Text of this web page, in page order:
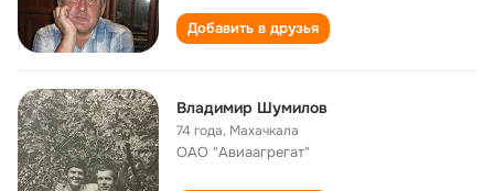
Добавить в друзья
Владимир Шумилов
74 года, Махачкала
ОАО "Авиаагрегат"